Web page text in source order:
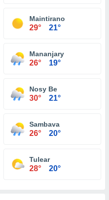
Maintirano
29° 21°
Mananjary
26° 19°
Nosy Be
30° 21°
Sambava
26° 20°
Tulear
28° 20°